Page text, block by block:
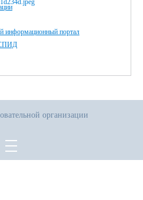
информационный портал
СПИД
организации